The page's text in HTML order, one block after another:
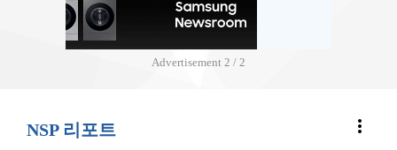
Advertisement 2 / 2
NSP 리포트 more_vert